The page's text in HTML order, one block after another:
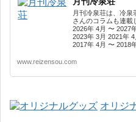
月刊冷泉荘は、冷
さんのコラムも連載
2026年 4月 〜 2027
2023年 3月 2021年
2017年 4月 〜 2018
www.reizensou.com
オリジ